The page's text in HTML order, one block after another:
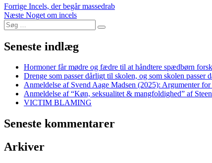
Indlægsnavigation
Forrige Forrige
indlæg:
Incels, der begår massedrab
Næste Næste
Noget om incels
Søg
efter:
Søg
Seneste indlæg
Hormoner får mødre og fædre til at håndtere spædbørn
Drenge som passer dårligt til skolen, og som skolen passer
Anmeldelse af Svend Aage Madsen (2025): Argumenter
Anmeldelse af “Køn, seksualitet & mangfoldighed” af
VICTIM BLAMING
Seneste kommentarer
Arkiver